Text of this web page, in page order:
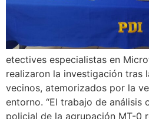
etectives especialistas en
realizaron la investigación tras
vecinos, atemorizados por la
entorno. “El trabajo de análisis
policial de la agrupación MT-0